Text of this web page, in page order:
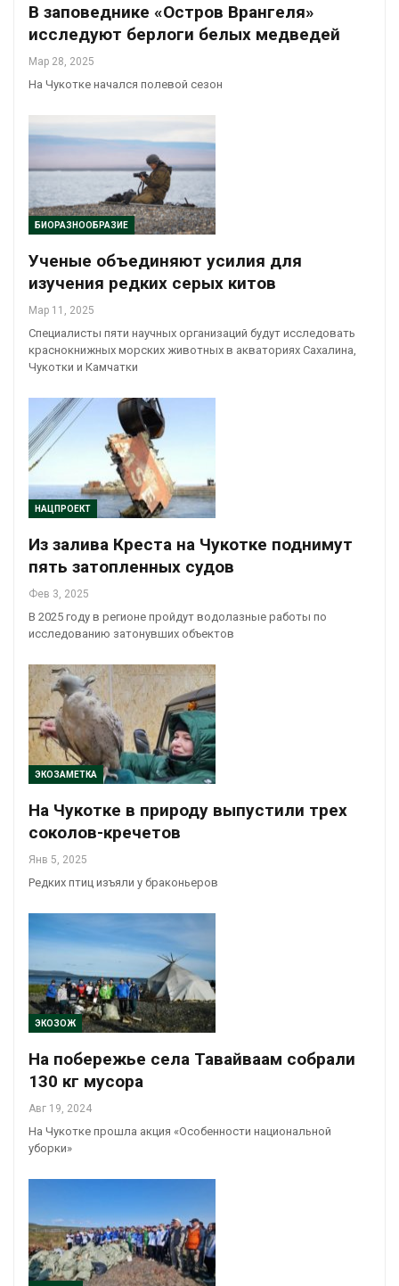
В заповеднике «Остров Врангеля»
исследуют берлоги белых медведей
Мар 28, 2025
На Чукотке начался полевой сезон
БИОРАЗНООБРАЗИЕ
Ученые объединяют усилия для
изучения редких серых китов
Мар 11, 2025
Специалисты пяти научных организаций будут исследовать
краснокнижных морских животных в акваториях Сахалина,
Чукотки и Камчатки
НАЦПРОЕКТ
Из залива Креста на Чукотке поднимут
пять затопленных судов
Фев 3, 2025
В 2025 году в регионе пройдут водолазные работы по
исследованию затонувших объектов
ЭКОЗАМЕТКА
На Чукотке в природу выпустили трех
соколов-кречетов
Янв 5, 2025
Редких птиц изъяли у браконьеров
ЭКОЗОЖ
На побережье села Тавайваам собрали
130 кг мусора
Авг 19, 2024
На Чукотке прошла акция «Особенности национальной
уборки»